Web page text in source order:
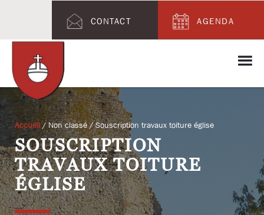
AGENDA
CONTACT
Accueil/ Non classé/ Souscription travaux toiture église
SOUSCRIPTION
TRAVAUX TOITURE
ÉGLISE